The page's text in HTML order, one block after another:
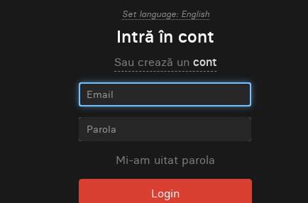
Set language: English
Intră în cont
Sau crează un cont
Mi-am uitat parola
Login